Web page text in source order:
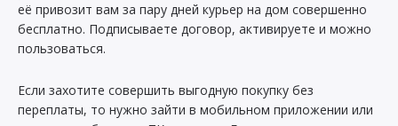
её привозит вам за пару дней курьер на дом совершенно
бесплатно. Подписываете договор, активируете и можно
пользоваться.
Если захотите совершить выгодную покупку без
переплаты, то нужно зайти в мобильном приложении или